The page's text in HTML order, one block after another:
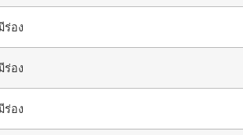
ร่อง
ร่อง
ร่อง